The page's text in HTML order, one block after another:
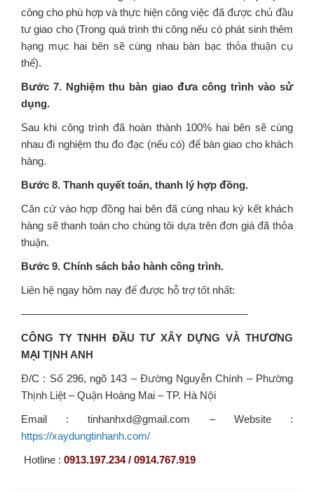
công cho phù hợp và thực hiện công việc đã được chủ đầu
tư giao cho (Trong quá trình thi công nếu có phát sinh thêm
hạng mục hai bên sẽ cùng nhau bàn bạc thỏa thuận cụ
thể).
Bước 7. Nghiệm thu bàn giao đưa công trình vào sử
dụng.
Sau khi công trình đã hoàn thành 100% hai bên sẽ cùng
nhau đi nghiệm thu đo đạc (nếu có) để bàn giao cho khách
hàng.
Bước 8. Thanh quyết toán, thanh lý hợp đồng.
Căn cứ vào hợp đồng hai bên đã cùng nhau ký kết khách
hàng sẽ thanh toán cho chúng tôi dựa trên đơn giá đã thỏa
thuận.
Bước 9. Chính sách bảo hành công trình.
Liên hệ ngay hôm nay để được hỗ trợ tốt nhất:
—————————————————————–
CÔNG TY TNHH ĐẦU TƯ XÂY DỰNG VÀ THƯƠNG
MẠI TỊNH ANH
Đ/C : Số 296, ngõ 143 – Đường Nguyễn Chính – Phường
Thịnh Liệt – Quận Hoàng Mai – TP. Hà Nội
Email : tinhanhxd@gmail.com – Website :
https://xaydungtinhanh.com/
Hotline : 0913.197.234 / 0914.767.919